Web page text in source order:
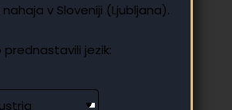
v Sloveniji (Ljubljana).
prednastavili jezik: